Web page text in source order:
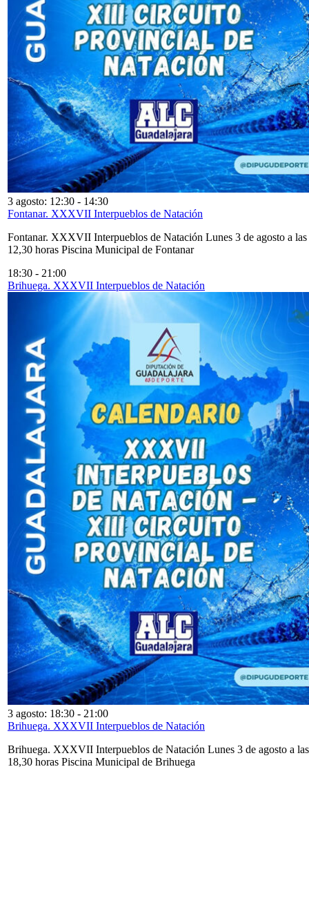
3 agosto: 12:30 - 14:30
Fontanar. XXXVII Interpueblos de Natación
Fontanar. XXXVII Interpueblos de Natación Lunes 3 de agosto a las
12,30 horas Piscina Municipal de Fontanar
18:30 - 21:00
Brihuega. XXXVII Interpueblos de Natación
3 agosto: 18:30 - 21:00
Brihuega. XXXVII Interpueblos de Natación
Brihuega. XXXVII Interpueblos de Natación Lunes 3 de agosto a las
18,30 horas Piscina Municipal de Brihuega